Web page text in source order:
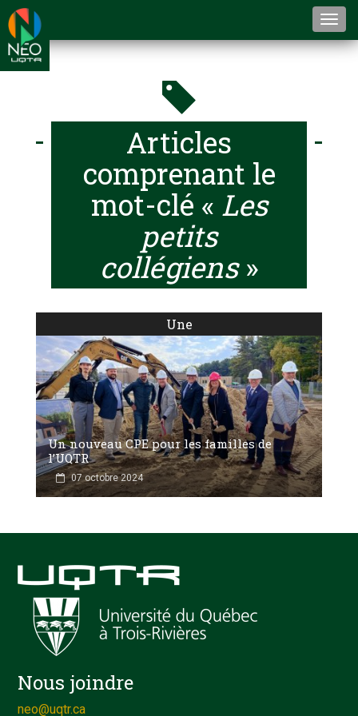
Articles
comprenant le
mot-clé « Les
petits
collégiens»
Une
Un nouveau CPE pour les familles de
l’UQTR
07 octobre 2024
Nous joindre
neo@uqtr.ca